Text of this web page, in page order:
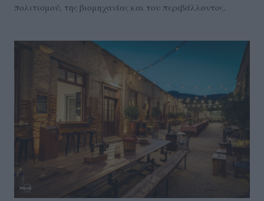
πολιτισμού, της βιομηχανίας και του περιβάλλοντος.